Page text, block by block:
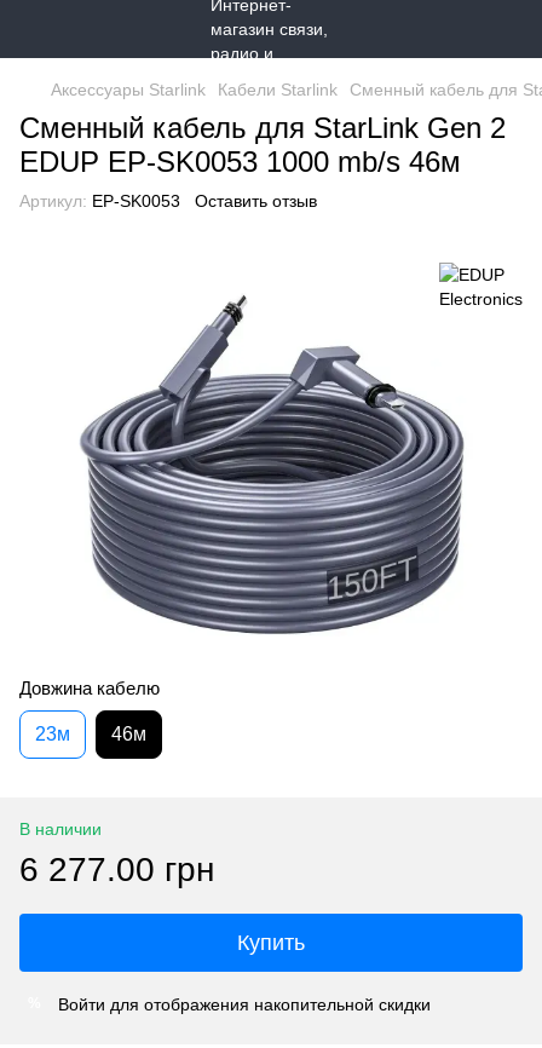
Аксессуары Starlink Кабели Starlink Сменный кабель для
Сменный кабель для StarLink Gen 2
EDUP EP-SK0053 1000 mb/s 46м
Артикул: EP-SK0053 Оставить отзыв
Довжина кабелю
23м 46м
В наличии
6 277.00 грн
Купить
Войти для отображения накопительной скидки